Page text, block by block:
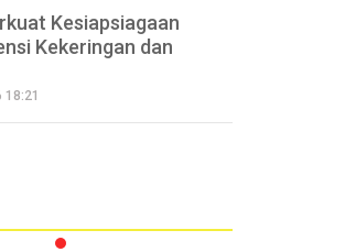
Kesiapsiagaan
Kekeringan dan
Abad Perhelatan
Gunung XXV